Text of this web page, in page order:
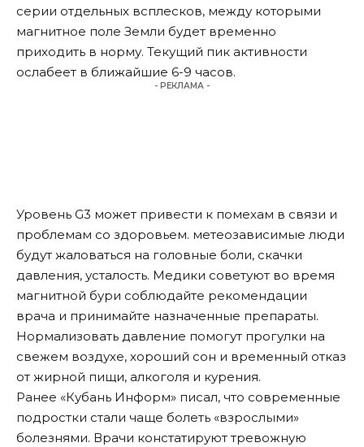
серии отдельных всплесков, между которыми
магнитное поле Земли будет временно
приходить в норму. Текущий пик активности
ослабеет в ближайшие 6-9 часов.
- РЕКЛАМА -
Уровень G3 может привести к помехам в связи и
проблемам со здоровьем. метеозависимые люди
будут жаловаться на головные боли, скачки
давления, усталость. Медики советуют во время
магнитной бури соблюдайте рекомендации
врача и принимайте назначенные препараты.
Нормализовать давление помогут прогулки на
свежем воздухе, хороший сон и временный отказ
от жирной пищи, алкоголя и курения.
Ранее «Кубань Информ» писал, что современные
подростки стали чаще болеть «взрослыми»
болезнями. Врачи констатируют тревожную